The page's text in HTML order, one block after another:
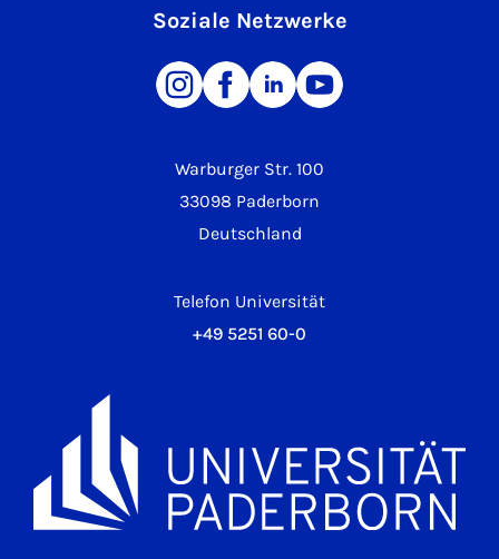
Warburger Str. 100
33098 Paderborn
Deutschland
Telefon Universität
+49 5251 60-0
Soziale Netzwerke